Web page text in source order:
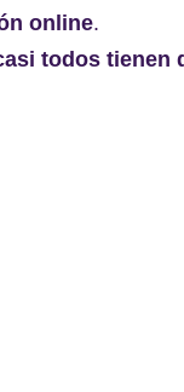
online.
todos tienen